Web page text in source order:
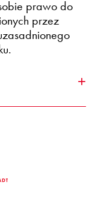
prawo do
przez